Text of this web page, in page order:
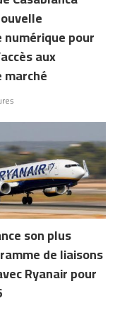
pour
aux
son plus
de liaisons
Ryanair pour